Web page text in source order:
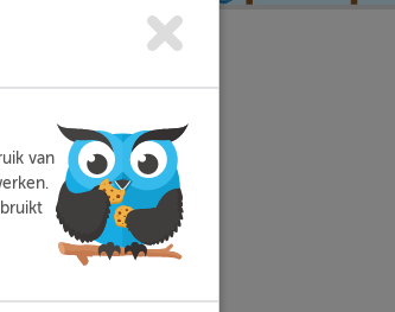
met eenbeeld
van